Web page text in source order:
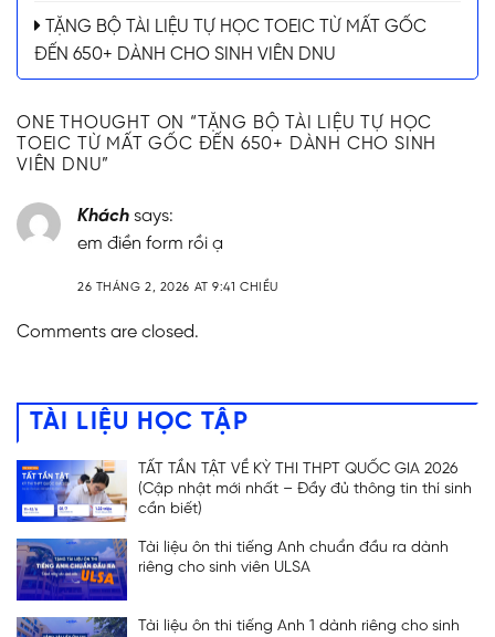
TẶNG BỘ TÀI LIỆU TỰ HỌC TOEIC TỪ MẤT GỐC
ĐẾN 650+ DÀNH CHO SINH VIÊN DNU
ONE THOUGHT ON “
TẶNG BỘ TÀI LIỆU TỰ HỌC
TOEIC TỪ MẤT GỐC ĐẾN 650+ DÀNH CHO SINH
VIÊN DNU”
Khách says:
em điền form rồi ạ
26 THÁNG 2, 2026 AT 9:41 CHIỀU
Comments are closed.
TÀI LIỆU HỌC TẬP
TẤT TẦN TẬT VỀ KỲ THI THPT QUỐC GIA 2026
(Cập nhật mới nhất – Đầy đủ thông tin thí sinh
cần biết)
Tài liệu ôn thi tiếng Anh chuẩn đầu ra dành
riêng cho sinh viên ULSA
Tài liệu ôn thi tiếng Anh 1 dành riêng cho sinh